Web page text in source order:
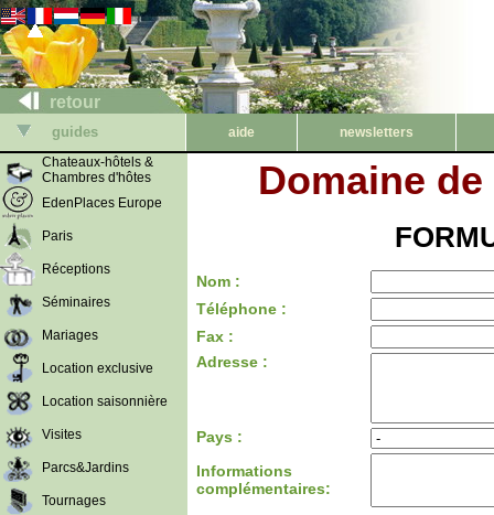
retour
guides aide
newsletters
Chateaux-hôtels &
Chambres d'hôtes
EdenPlaces Europe
Paris
Réceptions
Séminaires
Mariages
Location exclusive
Location saisonnière
Visites
Parcs&Jardins
Tournages
Domaine
Nom :
Téléphone :
Fax :
Adresse :
Pays :
Informations
complémentaires: